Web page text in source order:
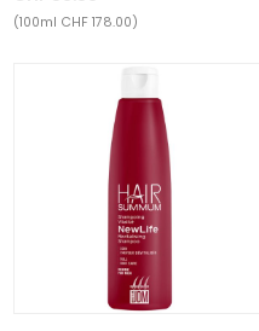
(100ml CHF 178.00)